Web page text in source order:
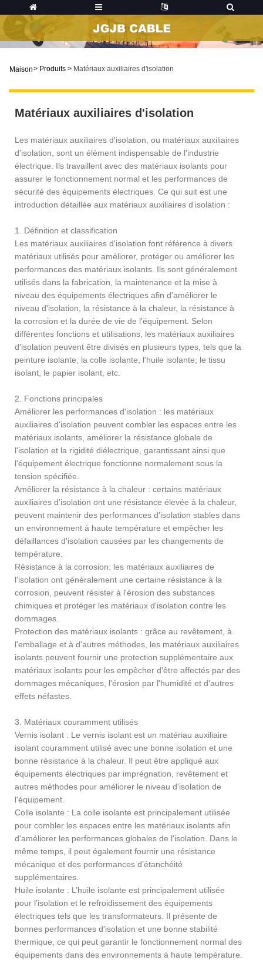
Maison> Produits > Matériaux auxiliaires d'isolation
Matériaux auxiliaires d'isolation
Les matériaux auxiliaires d'isolation, ou matériaux auxiliaires
d'isolation, sont un élément indispensable de l'industrie
électrique. Ils travaillent avec des matériaux isolants pour
assurer le fonctionnement normal et les performances de
sécurité des équipements électriques. Ce qui suit est une
introduction détaillée aux matériaux auxiliaires d’isolation :
1. Définition et classification
Les matériaux auxiliaires d'isolation font référence à divers
matériaux utilisés pour améliorer, protéger ou améliorer les
performances des matériaux isolants. Ils sont généralement
utilisés dans la fabrication, la maintenance et la mise à
niveau des équipements électriques afin d'améliorer le
niveau d'isolation, la résistance à la chaleur, la résistance à
la corrosion et la durée de vie de l'équipement. Selon
différentes fonctions et utilisations, les matériaux auxiliaires
d'isolation peuvent être divisés en plusieurs types, tels que la
peinture isolante, la colle isolante, l'huile isolante, le tissu
isolant, le papier isolant, etc.
2. Fonctions principales
Améliorer les performances d'isolation : les matériaux
auxiliaires d'isolation peuvent combler les espaces entre les
matériaux isolants, améliorer la résistance globale de
l'isolation et la rigidité diélectrique, garantissant ainsi que
l'équipement électrique fonctionne normalement sous la
tension spécifiée.
Améliorer la résistance à la chaleur : certains matériaux
auxiliaires d'isolation ont une résistance élevée à la chaleur,
peuvent maintenir des performances d'isolation stables dans
un environnement à haute température et empêcher les
défaillances d'isolation causées par les changements de
température.
Résistance à la corrosion: les matériaux auxiliaires de
l'isolation ont généralement une certaine résistance à la
corrosion, peuvent résister à l'érosion des substances
chimiques et protéger les matériaux d'isolation contre les
dommages.
Protection des matériaux isolants : grâce au revêtement, à
l'emballage et à d'autres méthodes, les matériaux auxiliaires
isolants peuvent fournir une protection supplémentaire aux
matériaux isolants pour les empêcher d'être affectés par des
dommages mécaniques, l'érosion par l'humidité et d'autres
effets néfastes.
3. Matériaux couramment utilisés
Vernis isolant : Le vernis isolant est un matériau auxiliaire
isolant couramment utilisé avec une bonne isolation et une
bonne résistance à la chaleur. Il peut être appliqué aux
équipements électriques par imprégnation, revêtement et
autres méthodes pour améliorer le niveau d'isolation de
l'équipement.
Colle isolante : La colle isolante est principalement utilisée
pour combler les espaces entre les matériaux isolants afin
d'améliorer les performances globales de l'isolation. Dans le
même temps, il peut également fournir une résistance
mécanique et des performances d’étanchéité
supplémentaires.
Huile isolante : L’huile isolante est principalement utilisée
pour l’isolation et le refroidissement des équipements
électriques tels que les transformateurs. Il présente de
bonnes performances d'isolation et une bonne stabilité
thermique, ce qui peut garantir le fonctionnement normal des
équipements dans des environnements à haute température.